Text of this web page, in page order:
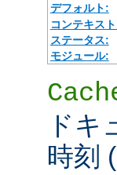
デフォルト:
コンテキス
ステータス:
モジュール:
ドキ
時刻